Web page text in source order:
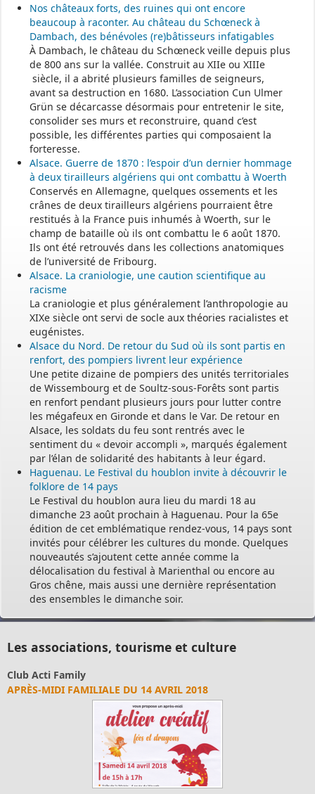
Nos châteaux forts, des ruines qui ont encore
beaucoup à raconter. Au château du Schœneck à
Dambach, des bénévoles (re)bâtisseurs infatigables
À Dambach, le château du Schœneck veille depuis plus
de 800 ans sur la vallée. Construit au XIIe ou XIIIe
siècle, il a abrité plusieurs familles de seigneurs,
avant sa destruction en 1680. L’association Cun Ulmer
Grün se décarcasse désormais pour entretenir le site,
consolider ses murs et reconstruire, quand c’est
possible, les différentes parties qui composaient la
forteresse.
Alsace. Guerre de 1870 : l’espoir d’un dernier hommage
à deux tirailleurs algériens qui ont combattu à Woerth
Conservés en Allemagne, quelques ossements et les
crânes de deux tirailleurs algériens pourraient être
restitués à la France puis inhumés à Woerth, sur le
champ de bataille où ils ont combattu le 6 août 1870.
Ils ont été retrouvés dans les collections anatomiques
de l’université de Fribourg.
Alsace. La craniologie, une caution scientifique au
racisme
La craniologie et plus généralement l’anthropologie au
XIXe siècle ont servi de socle aux théories racialistes et
eugénistes.
Alsace du Nord. De retour du Sud où ils sont partis en
renfort, des pompiers livrent leur expérience
Une petite dizaine de pompiers des unités territoriales
de Wissembourg et de Soultz-sous-Forêts sont partis
en renfort pendant plusieurs jours pour lutter contre
les mégafeux en Gironde et dans le Var. De retour en
Alsace, les soldats du feu sont rentrés avec le
sentiment du « devoir accompli », marqués également
par l’élan de solidarité des habitants à leur égard.
Haguenau. Le Festival du houblon invite à découvrir le
folklore de 14 pays
Le Festival du houblon aura lieu du mardi 18 au
dimanche 23 août prochain à Haguenau. Pour la 65e
édition de cet emblématique rendez-vous, 14 pays sont
invités pour célébrer les cultures du monde. Quelques
nouveautés s’ajoutent cette année comme la
délocalisation du festival à Marienthal ou encore au
Gros chêne, mais aussi une dernière représentation
des ensembles le dimanche soir.
Les associations, tourisme et culture
Club Acti Family
APRÈS-MIDI FAMILIALE DU 14 AVRIL 2018